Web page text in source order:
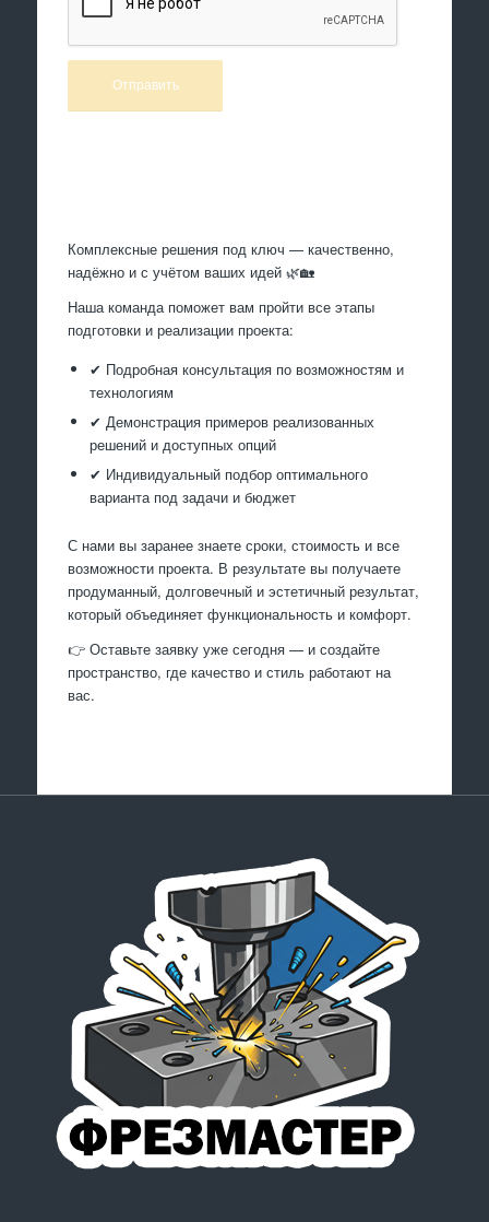
Комплексные решения под ключ — качественно,
надёжно и с учётом ваших идей 🌿🏡
Наша команда поможет вам пройти все этапы
подготовки и реализации проекта:
✔ Подробная консультация по возможностям и
технологиям
✔ Демонстрация примеров реализованных
решений и доступных опций
✔ Индивидуальный подбор оптимального
варианта под задачи и бюджет
С нами вы заранее знаете сроки, стоимость и все
возможности проекта. В результате вы получаете
продуманный, долговечный и эстетичный результат,
который объединяет функциональность и комфорт.
👉 Оставьте заявку уже сегодня — и создайте
пространство, где качество и стиль работают на
вас.